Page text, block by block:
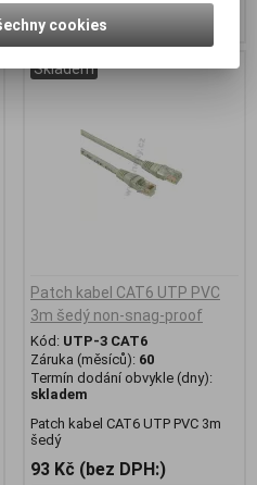
Skladem
Patch kabel CAT6 UTP PVC
3m šedý non-snag-proof
Kód: UTP-3 CAT6
Záruka (měsíců): 60
Termín dodání obvykle (dny):
skladem
Patch kabel CAT6 UTP PVC 3m
šedý
93 Kč (bez DPH:)
cookies